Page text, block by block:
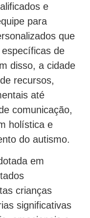
e
para
que
de
disso, a cidade
recursos,
até
comunicação,
holística e
do autismo.
em
crianças
significativas